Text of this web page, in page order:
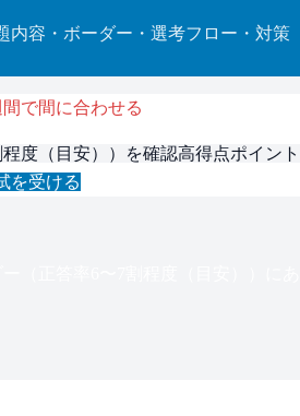
内容・ボーダー・選考フロー・対策
で間に合わせる
度（目安） ）を確認高得点ポイント
を受ける